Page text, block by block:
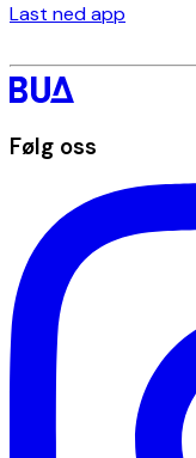
Last ned app
Følg oss